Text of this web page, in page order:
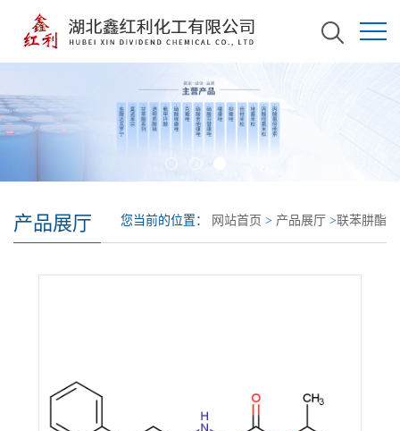
产品展厅 您当前的位置： 网站首页 > 产品展厅 >联苯肼酯